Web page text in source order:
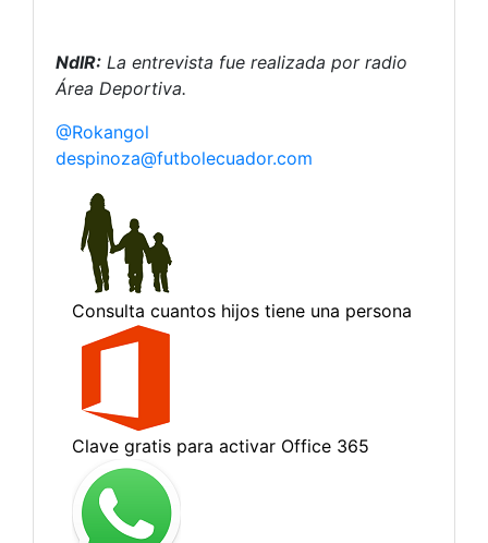
NdlR: La entrevista fue realizada por radio
Área Deportiva.
@Rokangol
despinoza@futbolecuador.com